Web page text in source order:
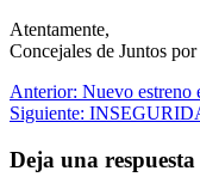
Atentamente,
Concejales de Juntos
Navegación
de
entradas
Anterior: Nuevo estreno
Siguiente:
Deja una respuesta